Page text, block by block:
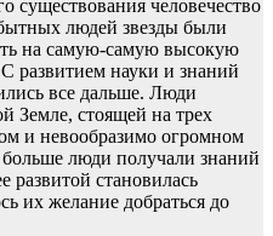
существования человечество
людей звезды были
на самую-самую высокую
развитием науки и знаний
все дальше. Люди
Земле, стоящей на трех
и невообразимо огромном
люди получали знаний
становилась
их желание добраться до